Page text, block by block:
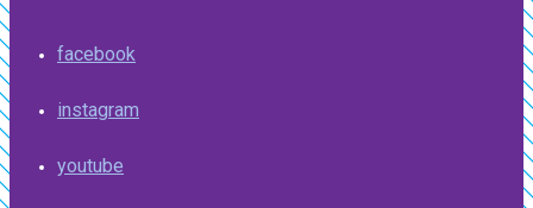
facebook
instagram
youtube